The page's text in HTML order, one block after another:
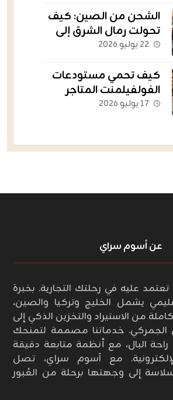
الشحن من الصين: كيف
تحولت رمال الشرق إلى
الشريان اللوجستي
٢٢ يوليو ٢٠٢٦
كيف تحمي مستودعات
الفولفيلمنت المتاجر
الناشئة من التعثر؟
١٧ يوليو ٢٠٢٦
عن أسوم سراي
عليه في رحلتك التجارية. بخبرة
يشمل الخليج وتركيا والصين،
من الاستيراد والتخزين الذكي إلى
الجمركي. خدماتنا مصممة لتمنحك
راحة البال، مع أنظمة متابعة دقيقة
مع آسوم سراي، تصل
إلى وجهتها برحلة من العُبور